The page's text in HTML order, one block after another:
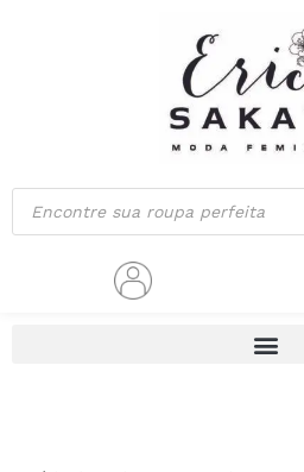
Pesquisar
produtos